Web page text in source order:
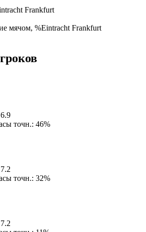
Frankfurt
мячом, %Eintracht Frankfurt
6.9
точн.: 46%
7.2
точн.: 32%
7.2